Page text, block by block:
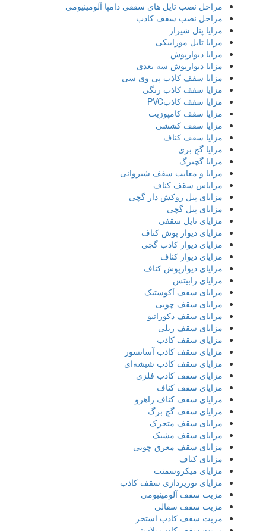
مراحل نصب تایل‌ های سقفی دامپا آلومینیومی
مراحل نصب سقف کاذب
مزایا پنل شیراز
مزایا تایل موزاییکی
مزایا دیوارپوش
مزایا دیوارپوش سه بعدی
مزایا سقف کاذب پی وی سی
مزایا سقف کاذب رنگی
مزایا سقف کاذبPVC
مزایا سقف کامپوزیت
مزایا سقف کششی
مزایا سقف کناف
مزایا گچ بری
مزایا گچبرگ
مزایا و معایب سقف شیروانی
مزایاس سقف کناف
مزایای پنل روکش دار گچی
مزایای پنل گچی
مزایای تایل سقفی
مزایای دیوار پوش کناف
مزایای دیوار کاذب گچی
مزایای دیوار کناف
مزایای دیوارپوش کناف
مزایای رابیتس
مزایای سقف آکوستیک
مزایای سقف چوبی
مزایای سقف دکوراتیو
مزایای سقف ریلی
مزایای سقف کاذب
مزایای سقف کاذب آسانسور
مزایای سقف کاذب شیشه‌ای
مزایای سقف کاذب فلزی
مزایای سقف کناف
مزایای سقف کناف راهرو
مزایای سقف گچ برگ
مزایای سقف متحرک
مزایای سقف مشبک
مزایای سقف معرق چوبی
مزایای کناف
مزایای میکروسمنت
مزایای نورپردازی سقف کاذب
مزیت سقف آلومینیومی
مزیت سقف سفالی
مزیت سقف کاذب استخر